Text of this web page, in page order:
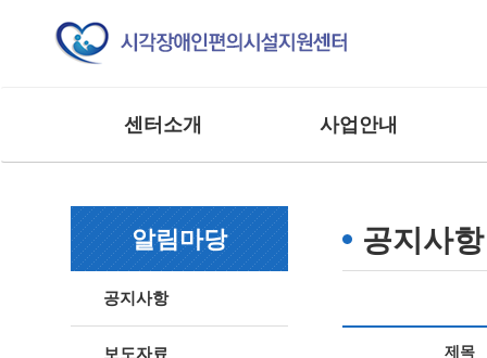
센터소개
조직도
연혁
사업 및 행사
사업안내
모니터링 사업
연구 및 제도개선사업
알림마당
공지사항
보도자료
공지사항
제목